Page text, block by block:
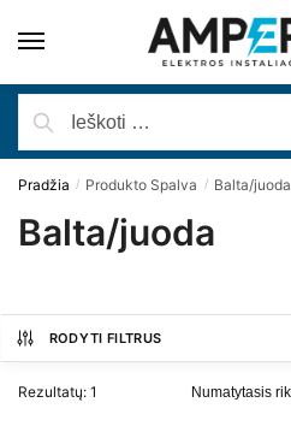
Pradžia / Produkto Spalva / Balta/juoda
Balta/juoda
RODYTI FILTRUS
Rezultatų: 1